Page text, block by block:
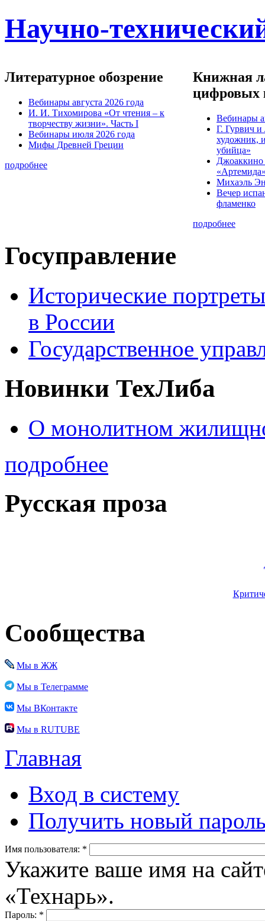
Научно-
Литературное обозрение
Вебинары августа 2026 года
И. И. Тихомирова «От чтения – к
творчеству жизни». Часть I
Вебинары июля 2026 года
Мифы Древней Греции
подробнее
Книжная
цифровых
Вебинары
Г. Гурвич
художник,
убийца»
Михаэль
Вечер
фламенко
подробнее
Госуправление
Исторические
в России
Государственное
Новинки ТехЛиба
О монолитном
подробнее
Русская проза
Сообщества
Мы в ЖЖ
Мы в Телеграмме
Мы ВКонтакте
Мы в RUTUBE
Главная
Вход в систему
Получить новый
Имя пользователя: *
Укажите ваше имя на
«Технарь».
Пароль: *